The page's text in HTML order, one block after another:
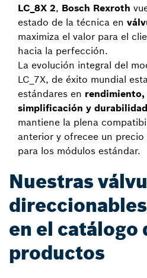
LC_8X 2, Bosch Rexroth
estado de la técnica en
maximiza el valor para el
hacia la perfección.
La evolución integral del
LC_7X, de éxito mundial
estándares en
simplificación y durabilidad
mantiene la plena
anterior y ofrecee un
para los módulos estándar.
Nuestras
en el catálogo
productos